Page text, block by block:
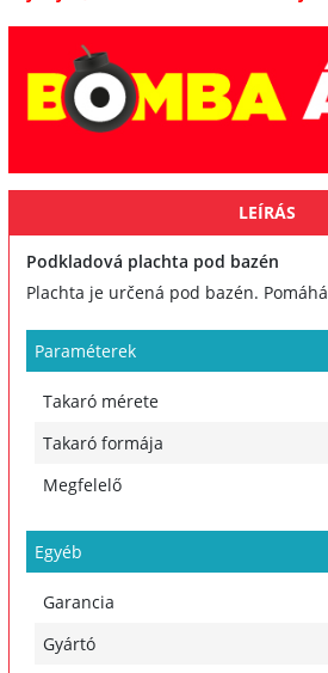
LEÍRÁS
Podkladová plachta pod bazén
Plachta je určená pod bazén.
Paraméterek
Takaró mérete
Takaró formája
Megfelelő
Egyéb
Garancia
Gyártó